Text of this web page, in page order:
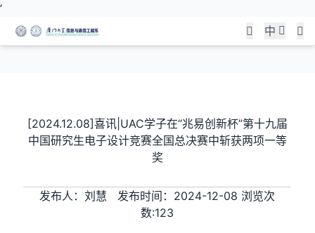
’
中
息技术教育部重点实验室召
开第二届学术委员会第三次
2026年5月25日，水声通信与海洋信息
技术教育部重点实验室（以下简称“实验
举办2026届本科优秀毕业
设计（论文）展
设计教学质量，搭建学术交流与经验分享
平台，5月29日上午，信息与通信工程系
2026届本科优秀毕业设计（论文）展在
信息学院召开工程教育认证
将接受教育部工程认证。为进一步统一思
想认识、明确责任目标，做好工程教育认
证培训，5月25日下午，信息学院召开工
程教育认证工作启动会，对认证工作进行
书记李承华作总结
校友座谈
友返校，二十载深耕经验倾囊相授
[2024.12.08]喜讯|UAC学子在“兆易创新杯”第十九届
中国研究生电子设计竞赛全国总决赛中斩获两项一等
奖
发布人：刘慧 发布时间：2024-12-08 浏览次
数:123